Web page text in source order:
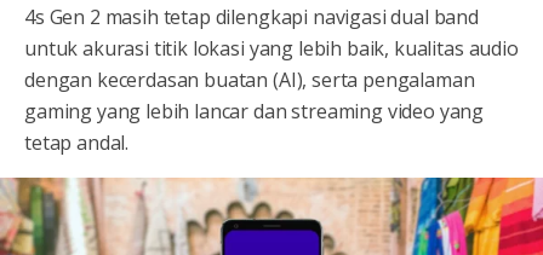
4s Gen 2 masih tetap dilengkapi navigasi dual band
untuk akurasi titik lokasi yang lebih baik, kualitas audio
dengan kecerdasan buatan (AI), serta pengalaman
gaming yang lebih lancar dan streaming video yang
tetap andal.